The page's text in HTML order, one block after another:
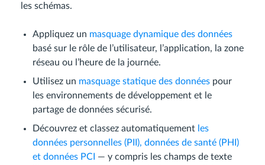
les schémas.
Appliquez un masquage dynamique des données
basé sur le rôle de l’utilisateur, l’application, la zone
réseau ou l’heure de la journée.
Utilisez un masquage statique des données pour
les environnements de développement et le
partage de données sécurisé.
Découvrez et classez automatiquement les
données personnelles (PII), données de santé (PHI)
et données PCI — y compris les champs de texte